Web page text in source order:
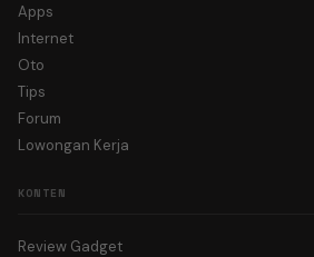
Apps
Internet
Oto
Tips
Forum
Lowongan Kerja
KONTEN
Review Gadget